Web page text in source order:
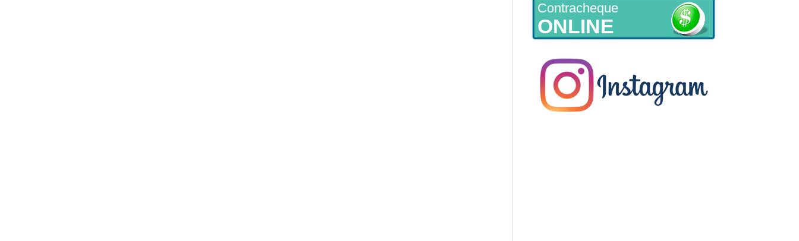
Contracheque
ONLINE